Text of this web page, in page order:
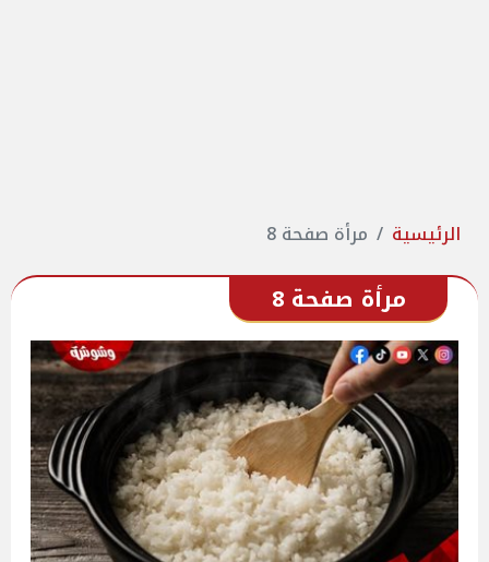
الرئيسية مرأة صفحة 8
مرأة صفحة 8